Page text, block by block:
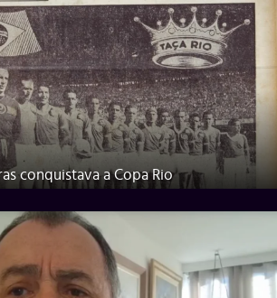
conquistava a Copa Rio